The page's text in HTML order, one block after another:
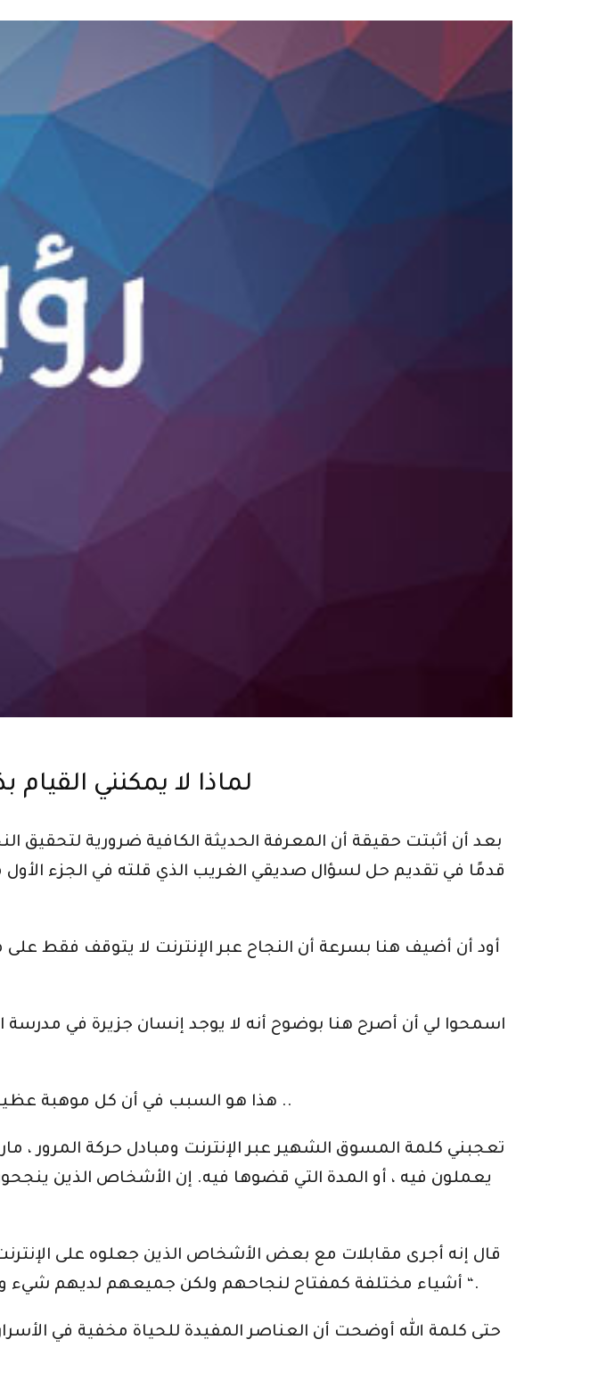
لماذا لا يمكنني القيام
بعد أن أثبتت حقيقة أن المعرفة الحديثة الكافية ضرورية لتحقيق
قدمًا في تقديم حل لسؤال صديقي الغريب الذي قلته في الجزء
أود أن أضيف هنا بسرعة أن النجاح عبر الإنترنت لا يتوقف فقط
اسمحوا لي أن أصرح هنا بوضوح أنه لا يوجد إنسان جزيرة في
هذا هو السبب في أن كل موهبة عظيمة معروفة بامتلاكها مدربًا ، فلا أحد قد أصبح عظيماً بمفرده أو بمفرده ..
تعجبني كلمة المسوق الشهير عبر الإنترنت ومبادل حركة المرور ،
يعملون فيه ، أو المدة التي قضوها فيه. إن الأشخاص الذين
قال إنه أجرى مقابلات مع بعض الأشخاص الذين جعلوه على
أشياء مختلفة كمفتاح لنجاحهم ولكن جميعهم لديهم شيء واحد مشترك ، “لقد أخبروني جميعًا أن أظهر لهم شخص آخر تلك الأسرار “.
حتى كلمة الله أوضحت أن العناصر المفيدة للحياة مخفية في